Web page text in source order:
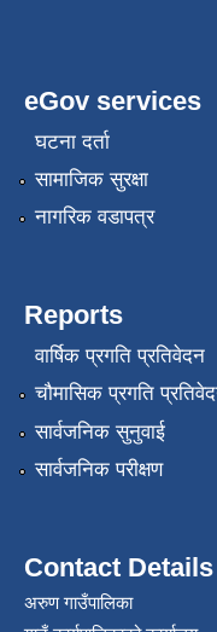
eGov services
घटना दर्ता
सामाजिक सुरक्षा
नागरिक वडापत्र
Reports
वार्षिक प्रगति प्रतिवेदन
चौमासिक प्रगति
सार्वजनिक सुनुवाई
सार्वजनिक परीक्षण
Contact Details
अरुण गाउँपालिका